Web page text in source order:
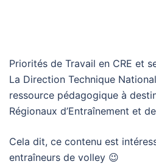
Priorités de Travail en CRE et
La Direction Technique
ressource pédagogique à
Régionaux d’Entraînement et
Cela dit, ce contenu est
entraîneurs de volley 😉